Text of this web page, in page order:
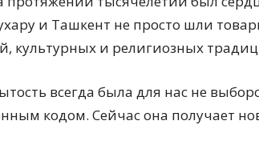
и Ташкент не просто шли
культурных и религиозных
всегда была для нас не
кодом. Сейчас она получает